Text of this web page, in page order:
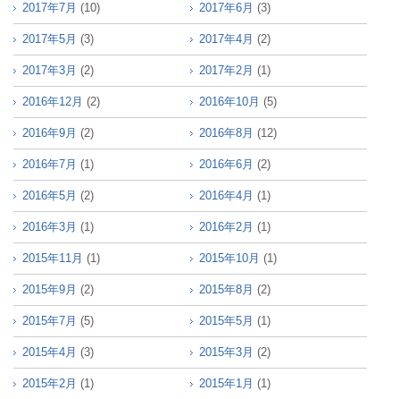
2017年7月 (10) 2017年6月 (3)
2017年5月 (3) 2017年4月 (2)
2017年3月 (2) 2017年2月 (1)
2016年12月 (2) 2016年10月 (5)
2016年9月 (2) 2016年8月 (12)
2016年7月 (1) 2016年6月 (2)
2016年5月 (2) 2016年4月 (1)
2016年3月 (1) 2016年2月 (1)
2015年11月 (1) 2015年10月 (1)
2015年9月 (2) 2015年8月 (2)
2015年7月 (5) 2015年5月 (1)
2015年4月 (3) 2015年3月 (2)
2015年2月 (1) 2015年1月 (1)